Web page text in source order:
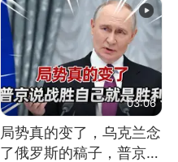
03:06
局势真的变了，乌克兰念
了俄罗斯的稿子，普京说